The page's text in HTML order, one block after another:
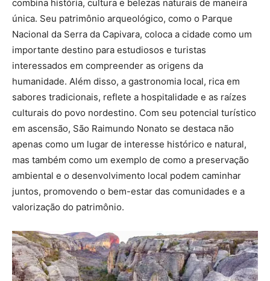
combina história, cultura e belezas naturais de maneira
única. Seu patrimônio arqueológico, como o Parque
Nacional da Serra da Capivara, coloca a cidade como um
importante destino para estudiosos e turistas
interessados em compreender as origens da
humanidade. Além disso, a gastronomia local, rica em
sabores tradicionais, reflete a hospitalidade e as raízes
culturais do povo nordestino. Com seu potencial turístico
em ascensão, São Raimundo Nonato se destaca não
apenas como um lugar de interesse histórico e natural,
mas também como um exemplo de como a preservação
ambiental e o desenvolvimento local podem caminhar
juntos, promovendo o bem-estar das comunidades e a
valorização do patrimônio.